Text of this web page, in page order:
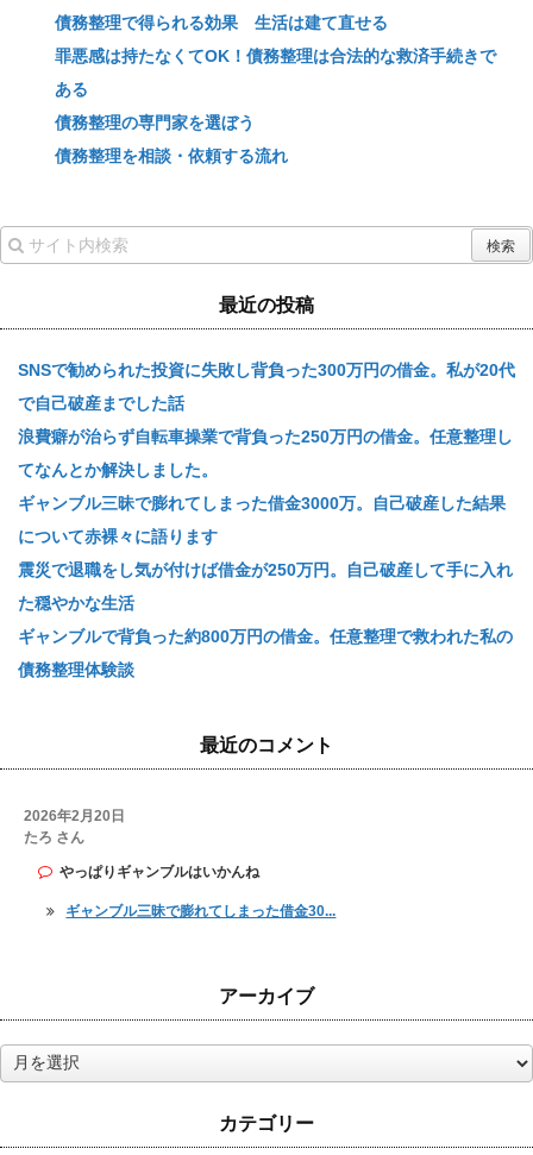
債務整理で得られる効果 生活は建て直せる
罪悪感は持たなくてOK！債務整理は合法的な救済手続きで
ある
債務整理の専門家を選ぼう
債務整理を相談・依頼する流れ
最近の投稿
SNSで勧められた投資に失敗し背負った300万円の借金。私が20代
で自己破産までした話
浪費癖が治らず自転車操業で背負った250万円の借金。任意整理し
てなんとか解決しました。
ギャンブル三昧で膨れてしまった借金3000万。自己破産した結果
について赤裸々に語ります
震災で退職をし気が付けば借金が250万円。自己破産して手に入れ
た穏やかな生活
ギャンブルで背負った約800万円の借金。任意整理で救われた私の
債務整理体験談
最近のコメント
2026年2月20日
たろ さん
やっぱりギャンブルはいかんね
ギャンブル三昧で膨れてしまった借金30...
アーカイブ
ー
ブ
カテゴリー